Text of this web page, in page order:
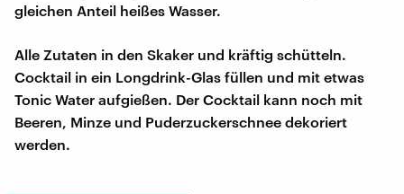
gleichen Anteil heißes Wasser.
Alle Zutaten in den Skaker und kräftig schütteln.
Cocktail in ein Longdrink-Glas füllen und mit etwas
Tonic Water aufgießen. Der Cocktail kann noch mit
Beeren, Minze und Puderzuckerschnee dekoriert
werden.